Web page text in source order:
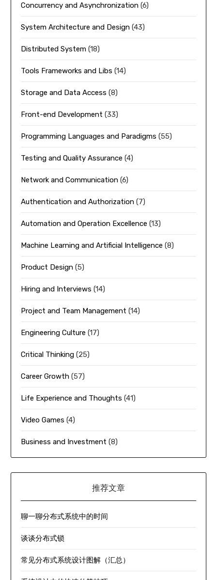
Concurrency and Asynchronization (6)
System Architecture and Design (43)
Distributed System (18)
Tools Frameworks and Libs (14)
Storage and Data Access (8)
Front-end Development (33)
Programming Languages and Paradigms (55)
Testing and Quality Assurance (4)
Network and Communication (6)
Authentication and Authorization (7)
Automation and Operation Excellence (13)
Machine Learning and Artificial Intelligence (8)
Product Design (5)
Hiring and Interviews (14)
Project and Team Management (14)
Engineering Culture (17)
Critical Thinking (25)
Career Growth (57)
Life Experience and Thoughts (41)
Video Games (4)
Business and Investment (8)
推荐文章
聊一聊分布式系统中的时间
谈谈分布式锁
常见分布式系统设计图解（汇总）